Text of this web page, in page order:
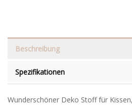
Beschreibung
Spezifikationen
Wunderschöner Deko Stoff für